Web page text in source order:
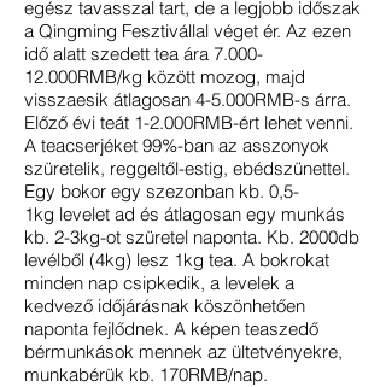
egész tavasszal tart, de a legjobb időszak
a Qingming Fesztivállal véget ér. Az ezen
idő alatt szedett tea ára 7.000-
12.000RMB/kg között mozog, majd
visszaesik átlagosan 4-5.000RMB-s árra.
Előző évi teát 1-2.000RMB-ért lehet venni.
A teacserjéket 99%-ban az asszonyok
szüretelik, reggeltől-estig, ebédszünettel.
Egy bokor egy szezonban kb. 0,5-
1kg levelet ad és átlagosan egy munkás
kb. 2-3kg-ot szüretel naponta. Kb. 2000db
levélből (4kg) lesz 1kg tea. A bokrokat
minden nap csipkedik, a levelek a
kedvező időjárásnak köszönhetően
naponta fejlődnek. A képen teaszedő
bérmunkások mennek az ültetvényekre,
munkabérük kb. 170RMB/nap.